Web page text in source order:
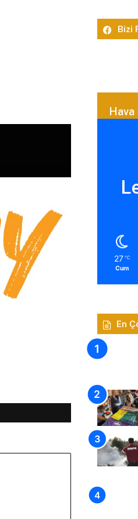
Bizi
Hava
27 ℃
Cum
En